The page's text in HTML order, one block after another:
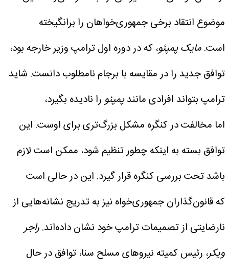
موضوع انتقاد برخی جمهوری‌خواهان را برانگیخته
است.مایک پمپئو، که در دوره اول ترامپ وزیر خارجه بود،
توافق جدید را در مقایسه با برجام نامطلوب دانست. شاید
ترامپ بتواند افرادی مانندپمپئورا نادیده بگیرد،
اما مخالفت در کنگره مشکل بزرگ‌تری برای اوست. این
توافق بسته به اینکه چطور تنظیم شود، ممکن است لازم
باشد تحت بررسی کنگره قرار گیرد. این در حالی است
که قانون‌گذاران جمهوری‌خواه نیز به تدریج نشانه‌هایی از
نارضایتی از تصمیمات ترامپ خود نشان داده‌اند.راجر
ویکر، رئیس کمیته نیروهای مسلح سنا، توافق در حال